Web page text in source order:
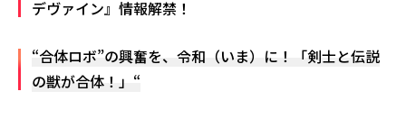
デヴァイン』情報解禁！
“合体ロボ”の興奮を、令和（いま）に！「剣士と伝説
の獣が合体！」“